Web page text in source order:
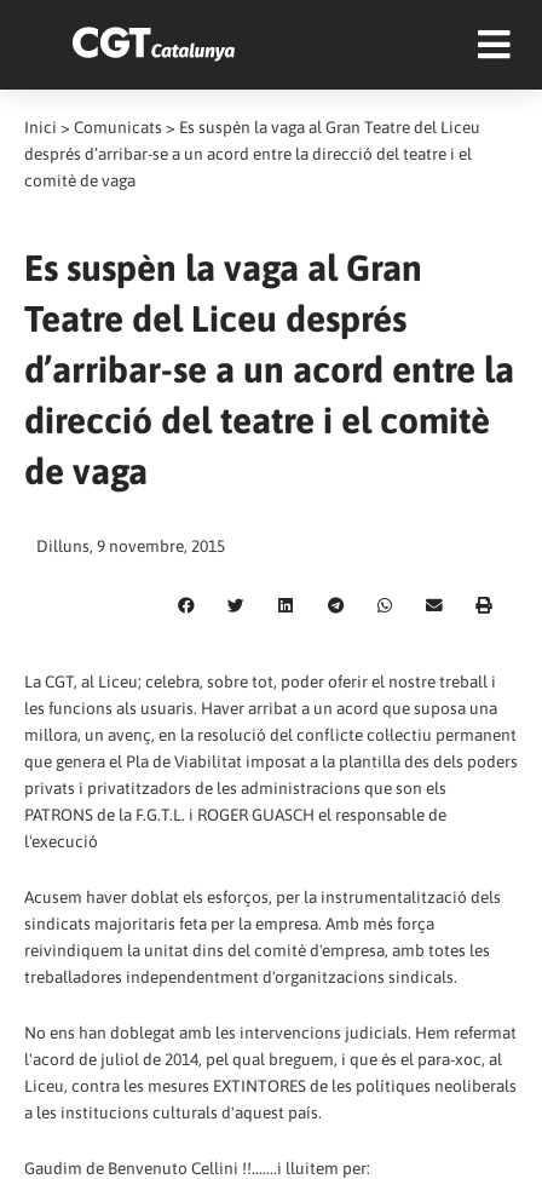
Inici > Comunicats > Es suspèn la vaga al Gran Teatre del Liceu
després d’arribar-se a un acord entre la direcció del teatre i el
comitè de vaga
Es suspèn la vaga al Gran
Teatre del Liceu després
d’arribar-se a un acord entre la
direcció del teatre i el comitè
de vaga
Dilluns, 9 novembre, 2015
La CGT, al Liceu; celebra, sobre tot, poder oferir el nostre treball i
les funcions als usuaris. Haver arribat a un acord que suposa una
millora, un avenç, en la resolució del conflicte col·lectiu permanent
que genera el Pla de Viabilitat imposat a la plantilla des dels poders
privats i privatitzadors de les administracions que son els
PATRONS de la F.G.T.L. i ROGER GUASCH el responsable de
l'execució
Acusem haver doblat els esforços, per la instrumentalització dels
sindicats majoritaris feta per la empresa. Amb més força
reivindiquem la unitat dins del comitè d'empresa, amb totes les
treballadores independentment d'organitzacions sindicals.
No ens han doblegat amb les intervencions judicials. Hem refermat
l'acord de juliol de 2014, pel qual breguem, i que és el para-xoc, al
Liceu, contra les mesures EXTINTORES de les polítiques neoliberals
a les institucions culturals d'aquest país.
Gaudim de Benvenuto Cellini !!.......i lluitem per: